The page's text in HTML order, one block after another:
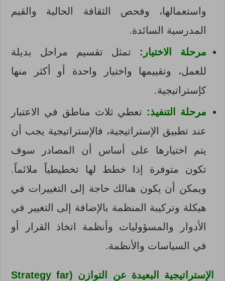
واستعمالها، وفحص الثقافة الحالية والقيم
المدرسية السائدة.
مرحلة الاختيار: تمثل تقسيم مراحل بديلة
للعمل، وتقييمها واختيار واحدة أو أكثر منها
كإستراتيجية.
مرحلة التنفيذ: تعطي ثلاث مناطق في الاعتبار
عند تطبيق الإستراتيجية، فالإستراتيجية يجب أن
يتم اختيارها على أساس أن المصادر سوف
تكون متوفرة إذا خطط لها تخطيطياً ملائماً.
ويمكن أن يكون هنالك حاجة إلى التغييرات في
هيكلة وتركيبة المنظمة بالإضافة إلى التغيير في
الأدوار والمسؤوليات وأنظمة اتخاذ القرار أو
في السياسات والأنظمة.
الإستراتيجية البعيدة عن التوازن (Strategy far